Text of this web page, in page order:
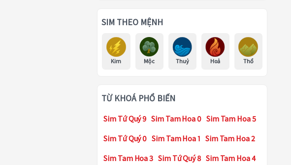
SIM THEO MỆNH
Kim Mộc Thuỷ Hoả Thổ
TỪ KHOÁ PHỔ BIẾN
Sim Tứ Quý 9 Sim Tam Hoa 0 Sim Tam Hoa 5
Sim Tứ Quý 0 Sim Tam Hoa 1 Sim Tam Hoa 2
Sim Tam Hoa 3 Sim Tứ Quý 8 Sim Tam Hoa 4